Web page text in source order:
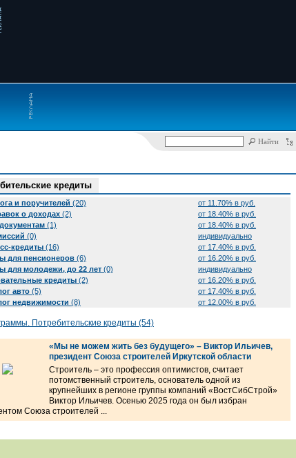
кредиты
и поручителей (20)
от 11.70% в руб.
о доходах (2)
от 18.40% в руб.
(1)
от 18.40% в руб.
(0)
индивидуально
кредиты (16)
от 17.40% в руб.
для пенсионеров (6)
от 16.20% в руб.
для молодежи, до 22 лет (0)
индивидуально
кредиты (2)
от 16.20% в руб.
авто (5)
от 17.40% в руб.
недвижимости (8) от 12.00% в руб.
Потребительские кредиты (54)
«Мы не можем жить без будущего» – Виктор Ильичев,
президент Союза строителей Иркутской области
Строитель – это профессия оптимистов, считает
потомственный строитель, основатель одной из
крупнейших в регионе группы компаний «ВостСибСтрой»
Виктор Ильичев. Осенью 2025 года он был избран
Союза строителей ...